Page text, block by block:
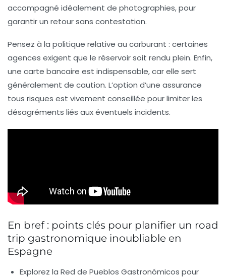
accompagné idéalement de photographies, pour
garantir un retour sans contestation.
Pensez à la politique relative au carburant : certaines
agences exigent que le réservoir soit rendu plein. Enfin,
une carte bancaire est indispensable, car elle sert
généralement de caution. L’option d’une assurance
tous risques est vivement conseillée pour limiter les
désagréments liés aux éventuels incidents.
En bref : points clés pour planifier un road
trip gastronomique inoubliable en
Espagne
Explorez la Red de Pueblos Gastronómicos pour